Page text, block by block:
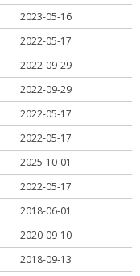
2023-05-16
2022-05-17
2022-09-29
2022-09-29
2022-05-17
2022-05-17
2025-10-01
2022-05-17
2018-06-01
2020-09-10
2018-09-13